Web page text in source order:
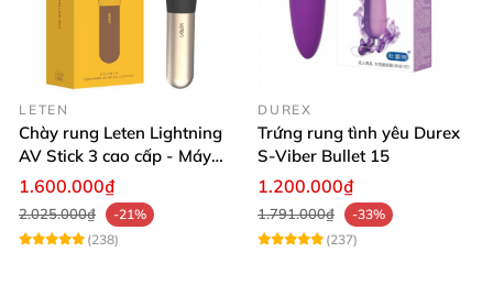
LETEN
Chày rung Leten Lightning
AV Stick 3 cao cấp - Máy
massage tốt nhất
1.600.000₫
2.025.000₫
-21%
(238)
DUREX
Trứng rung tình yêu Durex
S-Viber Bullet 15
1.200.000₫
1.791.000₫
-33%
(237)